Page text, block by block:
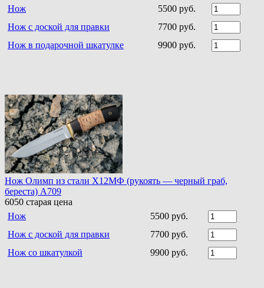
Нож
5500 руб.
Нож с доской для правки
7700 руб.
Нож в подарочной шкатулке
9900 руб.
Нож Олимп из стали Х12МФ (рукоять — черный граб,
береста) A709
6050 старая цена
Нож
5500 руб.
Нож с доской для правки
7700 руб.
Нож со шкатулкой
9900 руб.